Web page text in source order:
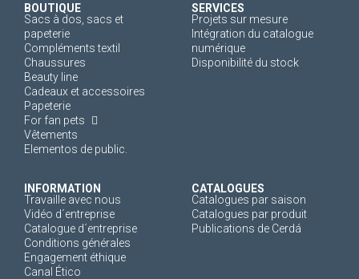
BOUTIQUE
Sacs à dos, sacs et
papeterie
Compléments textil
Chaussures
Beauty line
Cadeaux et accessoires
Papeterie
For fan pets
Vêtements
Elementos de public.
SERVICES
Projets sur mesure
Intégration du catalogue
numérique
Disponibilité du stock
INFORMATION
Travaille avec nous
Vidéo d´entreprise
Catalogue d´entreprise
Conditions générales
Engagement éthique
Canal Ético
CATALOGUES
Catalogues par saison
Catalogues par produit
Publications de Cerdá